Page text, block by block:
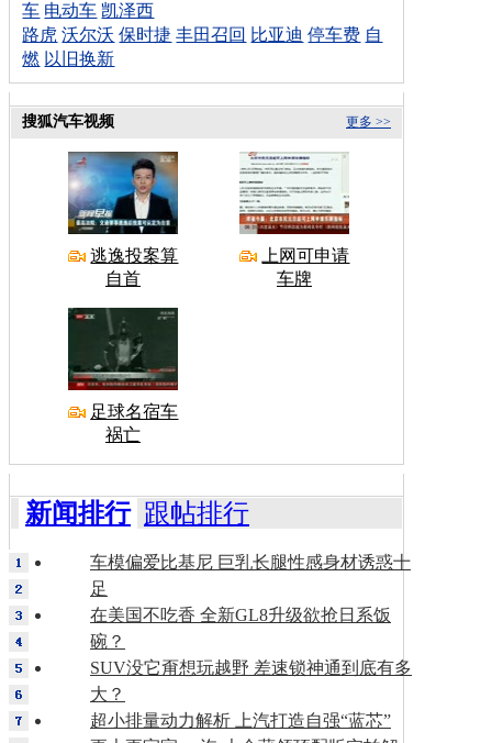
车 电动车 凯泽西
路虎 沃尔沃 保时捷 丰田召回 比亚迪 停车费 自
燃 以旧换新
更多 >>
搜狐汽车视频
逃逸投案算
自首
上网可申请
车牌
足球名宿车
祸亡
新闻排行 跟帖排行
车模偏爱比基尼 巨乳长腿性感身材诱惑十
足
在美国不吃香 全新GL8升级欲抢日系饭
碗？
SUV没它甭想玩越野 差速锁神通到底有多
大？
超小排量动力解析 上汽打造自强“蓝芯”